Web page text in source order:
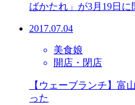
ばかたれ」が3月19日に
2017.07.04
美食娘
開店・閉店
【ウェーブランチ】富
った